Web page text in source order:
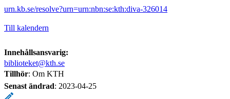
urn.kb.se/resolve?urn=urn:nbn:se:kth:diva-326014
Till kalendern
Innehållsansvarig:
biblioteket@kth.se
Tillhör: Om KTH
Senast ändrad: 2023-04-25